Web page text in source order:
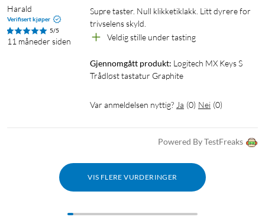
Logitech
Harald
Verifisert kjøper
5/5
11 måneder siden
Supre taster. Null klikketiklakk. Litt dyrere for
trivselens skyld.
Veldig stille under tasting
Gjennomgått produkt: Logitech MX Keys S
Trådløst tastatur Graphite
Var anmeldelsen nyttig? Ja (0) Nei (0)
Powered By TestFreaks
VIS FLERE VURDERINGER